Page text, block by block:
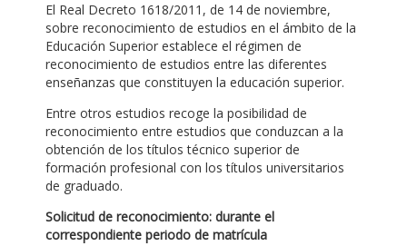
El Real Decreto 1618/2011, de 14 de noviembre,
sobre reconocimiento de estudios en el ámbito de la
Educación Superior establece el régimen de
reconocimiento de estudios entre las diferentes
enseñanzas que constituyen la educación superior.
Entre otros estudios recoge la posibilidad de
reconocimiento entre estudios que conduzcan a la
obtención de los títulos técnico superior de
formación profesional con los títulos universitarios
de graduado.
Solicitud de reconocimiento: durante el
correspondiente periodo de matrícula